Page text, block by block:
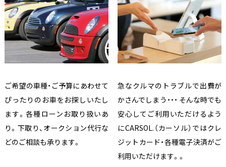
ご希望の車種・ご予算にあわせて
ぴったりのお車をお探しいたし
ます。各種ローンお取り扱いあ
り。下取り、オークション代行な
どのご相談も承ります。
急なクルマのトラブルで出費が
かさんでしまう・・・ そんな時でも
安心してご利用いただけるよう
にCARSOL.（カーソル）ではクレ
ジットカード・各種電子決済がご
利用いただけます。。